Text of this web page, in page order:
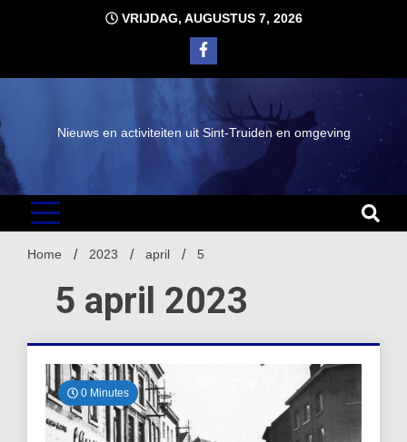
VRIJDAG, AUGUSTUS 7, 2026
Nieuws en activiteiten uit Sint-Truiden en omgeving
Home 2023 april 5
5 april 2023
0 Minutes